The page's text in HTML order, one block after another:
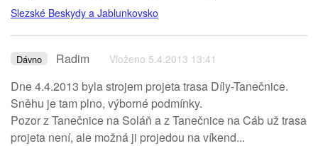
Slezské Beskydy a Jablunkovsko
Dávno Radim Vloženo 5.4.2013 13:41
Dne 4.4.2013 byla strojem projeta trasa Díly-Tanečnice.
Sněhu je tam plno, výborné podmínky.
Pozor z Tanečnice na Soláň a z Tanečnice na Cáb už trasa
projeta není, ale možná ji projedou na víkend...